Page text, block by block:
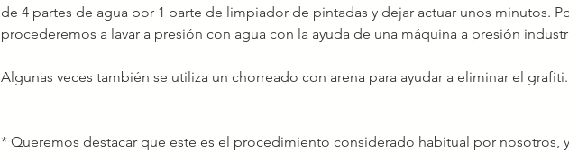
de 4 partes de agua por 1 parte de limpiador de pintadas y dejar actuar unos minutos.
procederemos a lavar a presión con agua con la ayuda de una máquina a presión
Algunas veces también se utiliza un chorreado con arena para ayudar a eliminar el grafiti.
* Queremos destacar que este es el procedimiento considerado habitual por nosotros,